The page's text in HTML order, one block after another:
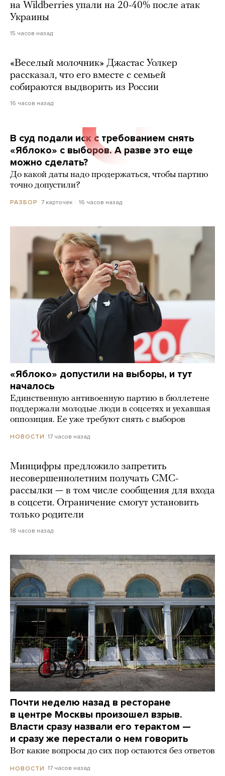
на Wildberries упали на 20-40% после атак
Украины
15 часов назад
«Веселый молочник» Джастас Уолкер
рассказал, что его вместе с семьей
собираются выдворить из России
16 часов назад
В суд подали иск с требованием снять
«Яблоко» с выборов. А разве это еще
можно сделать?
До какой даты надо продержаться, чтобы партию
точно допустили?
РАЗБОР 7 карточек 16 часов назад
«Яблоко» допустили на выборы, и тут
началось
Единственную антивоенную партию в бюллетене
поддержали молодые люди в соцсетях и уехавшая
оппозиция. Ее уже требуют снять с выборов
НОВОСТИ 17 часов назад
Минцифры предложило запретить
несовершеннолетним получать СМС-
рассылки — в том числе сообщения для входа
в соцсети. Ограничение смогут установить
только родители
18 часов назад
Почти неделю назад в ресторане
в центре Москвы произошел взрыв.
Власти сразу назвали его терактом —
и сразу же перестали о нем говорить
Вот какие вопросы до сих пор остаются без ответов
НОВОСТИ 17 часов назад